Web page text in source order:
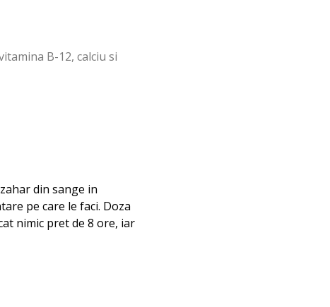
B-12, calciu si
din sange in
pe care le faci. Doza
nimic pret de 8 ore, iar